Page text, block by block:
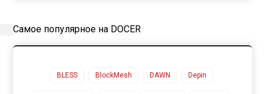
Самое популярное на DOCER
BLESS BlockMesh DAWN Depin